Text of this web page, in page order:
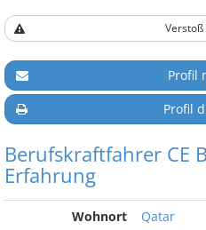
Profil
Profil
Berufskraftfahrer CE
Erfahrung
Wohnort
Qatar